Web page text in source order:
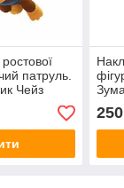
патруль.
Чейз
см/
(без
250